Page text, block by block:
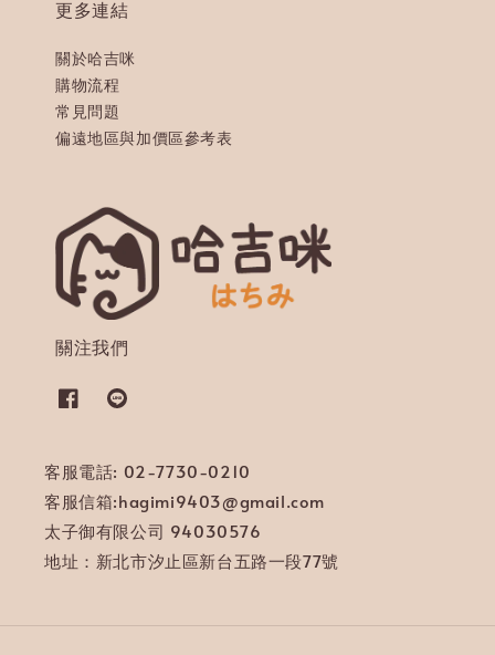
更多連結
關於哈吉咪
購物流程
常見問題
偏遠地區與加價區參考表
關注我們
客服電話: 02-7730-0210
客服信箱:hagimi9403@gmail.com
太子御有限公司 94030576
地址：新北市汐止區新台五路一段77號